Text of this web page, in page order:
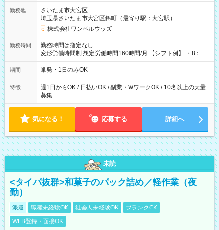
勤務地
さいたま市大宮区
埼玉県さいたま市大宮区錦町（最寄り駅：大宮駅）
株式会社ワンベルウッズ
勤務時間
勤務時間は指定なし
変形労働時間制 想定労働時間160時間/月 【シフト例】 ・8：00
～21：00
期間 単発・1日のみOK
特徴
週1日からOK / 日払いOK / 副業・WワークOK / 10名以上の大量
募集
気になる！ 応募する 詳細へ
未読
<タイパ抜群>和菓子のパック詰め／軽作業（夜
勤）
派遣 職種未経験OK 社会人未経験OK
ブランクOK
WEB登録・面接OK